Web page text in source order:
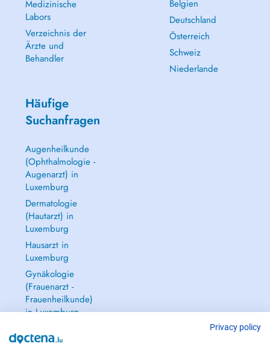
Medizinische
Labors
Verzeichnis der
Ärzte und
Behandler
Belgien
Deutschland
Österreich
Schweiz
Niederlande
Häufige
Suchanfragen
Augenheilkunde
(Ophthalmologie -
Augenarzt) in
Luxemburg
Dermatologie
(Hautarzt) in
Luxemburg
Hausarzt in
Luxemburg
Gynäkologie
(Frauenarzt -
Frauenheilkunde)
in Luxemburg
Privacy policy